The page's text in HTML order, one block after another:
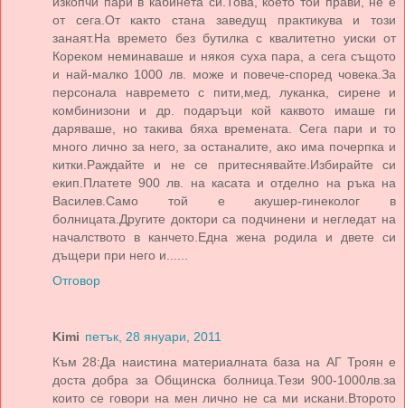
от сега.От както стана заведущ практикува и този
занаят.На времето без бутилка с квалитетно уиски от
Кореком неминаваше и някоя суха пара, а сега същото
и най-малко 1000 лв. може и повече-според човека.За
персонала навремето с пити,мед, луканка, сирене и
комбинизони и др. подаръци кой каквото имаше ги
даряваше, но такива бяха времената. Сега пари и то
много лично за него, за останалите, ако има почерпка и
китки.Раждайте и не се притеснявайте.Избирайте си
екип.Платете 900 лв. на касата и отделно на ръка на
Василев.Само той е акушер-гинеколог в
болницата.Другите доктори са подчинени и негледат на
началството в канчето.Една жена родила и двете си
дъщери при него и......
Отговор
Kimi петък, 28 януари, 2011
Към 28:Да наистина материалната база на АГ Троян е
доста добра за Общинска болница.Тези 900-1000лв.за
които се говори на мен лично не са ми искани.Второто